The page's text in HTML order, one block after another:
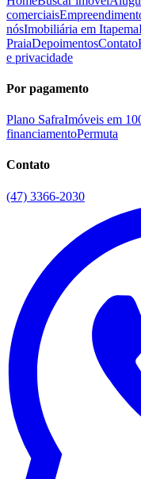
comerciais
nósImobiliária em Itapema
PraiaDepoimentosContato
e privacidade
Por pagamento
Plano SafraImóveis em
financiamentoPermuta
Contato
(47) 3366-2030